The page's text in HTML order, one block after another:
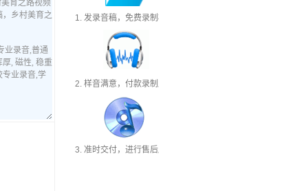
1. 发录音稿，免费录制样音
2. 样音满意，付款录制成品
3. 准时交付，进行售后服务